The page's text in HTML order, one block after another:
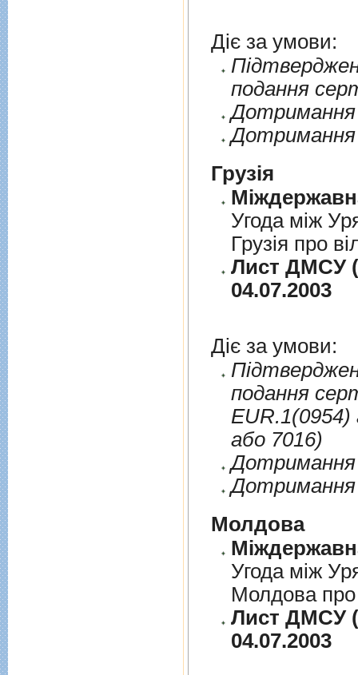
Діє за умови:
подання
Дотримання
Дотримання
Грузія
Угода між
Грузія про
Лист ДМСУ
04.07.2003
Діє за умови:
подання
EUR.1(0954)
або 7016)
Дотримання
Дотримання
Молдова
Угода між
Молдова про
Лист ДМСУ
04.07.2003